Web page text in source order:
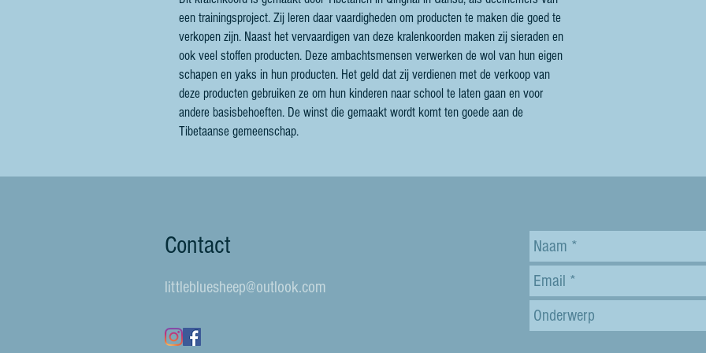
een trainingsproject. Zij leren daar vaardigheden om producten te maken die goed te
verkopen zijn. Naast het vervaardigen van deze kralenkoorden maken zij sieraden en
ook veel stoffen producten. Deze ambachtsmensen verwerken de wol van hun eigen
schapen en yaks in hun producten. Het geld dat zij verdienen met de verkoop van
deze producten gebruiken ze om hun kinderen naar school te laten gaan en voor
andere basisbehoeften. De winst die gemaakt wordt komt ten goede aan de
Tibetaanse gemeenschap.
Contact
littlebluesheep@outlook.com